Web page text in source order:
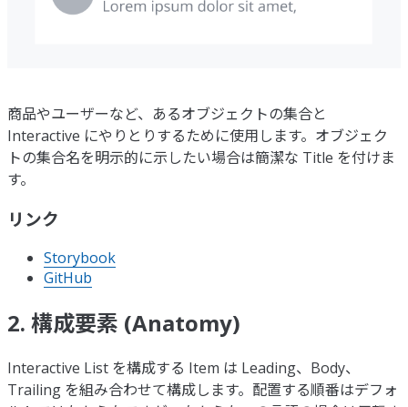
商品やユーザーなど、あるオブジェクトの集合と
Interactive にやりとりするために使用します。オブジェク
トの集合名を明示的に示したい場合は簡潔な Title を付けま
す。
リンク
Storybook
GitHub
2. 構成要素 (Anatomy)
Interactive List を構成する Item は Leading、Body、
Trailing を組み合わせて構成します。配置する順番はデフォ